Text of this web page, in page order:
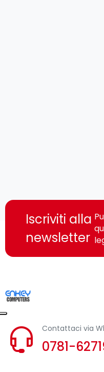
Iscriviti alla
newsletter
Contattaci via
0781-